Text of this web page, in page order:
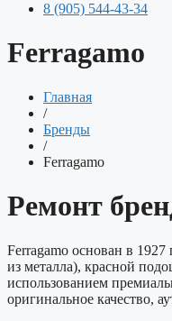
8 (905) 544-43-34
Ferragamo
Главная
/
Бренды
/
Ferragamo
Ремонт
Ferragamo основан в
из металла), красной
использованием
оригинальное качество,